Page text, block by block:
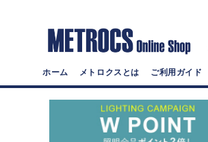
ホーム メトロクスとは ご利用ガイド